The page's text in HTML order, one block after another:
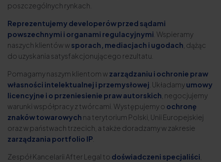
poszczególnych rynkach.
Reprezentujemy developerów przed sądami
powszechnymi i organami regulacyjnymi . Wspieramy
naszych klientów wsporach, mediacjach i ugodach , dążąc
do uzyskania satysfakcjonującego rezultatu.
Pomagamy naszym klientom wzarządzaniu i ochronie praw
własności intelektualnej i przemysłowej . Układamyumowy
licencyjne i o przeniesienie praw autorskich , negocjujemy
warunki współpracy z twórcami. Występujemy o ochronę
znaków towarowych na terytorium Polski, Unii Europejskiej
oraz w państwach trzecich, a także doradzamy w zakresie
zarządzania portfolio IP
Zespół Kancelarii After Legal to doświadczeni specjaliści